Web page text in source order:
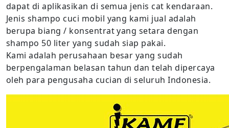
Mesin Air
dapat di aplikasikan di semua jenis cat kendaraan.
Jenis shampo cuci mobil yang kami jual adalah
berupa biang / konsentrat yang setara dengan
shampo 50 liter yang sudah siap pakai.
Kami adalah perusahaan besar yang sudah
berpengalaman belasan tahun dan telah dipercaya
oleh para pengusaha cucian di seluruh Indonesia.